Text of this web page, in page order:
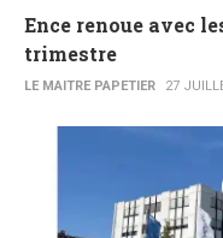
Ence renoue avec
trimestre
LE MAITRE PAPETIER 27